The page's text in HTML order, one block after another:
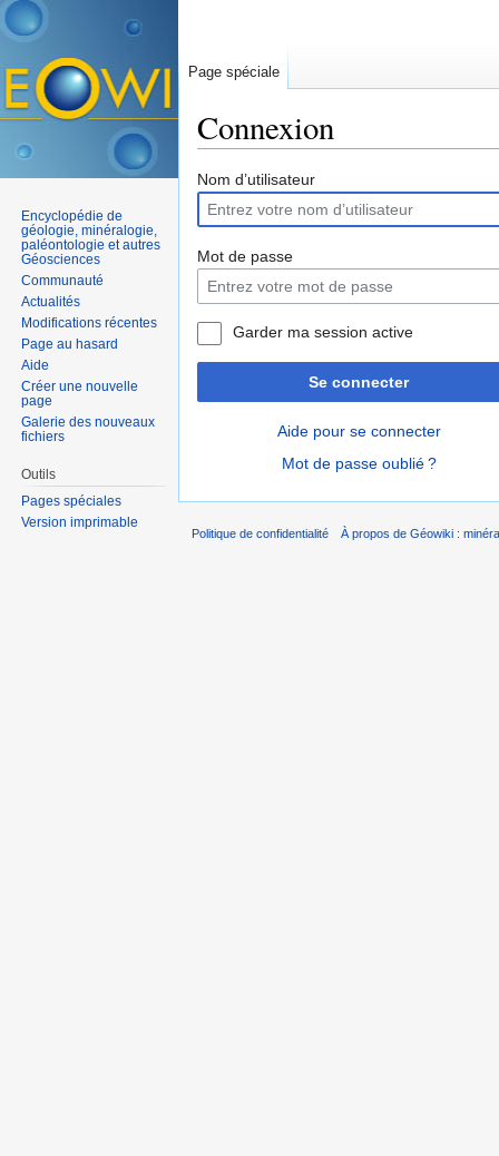
Connexion
Nom d’utilisateur
Mot de passe
Garder ma session active
Se connecter
Aide pour se connecter
Mot de passe oublié ?
Page spéciale
Encyclopédie de
géologie, minéralogie,
paléontologie et autres
Géosciences
Communauté
Actualités
Modifications récentes
Page au hasard
Aide
Créer une nouvelle
page
Galerie des nouveaux
fichiers
Outils
Pages spéciales
Version imprimable
Politique de confidentialité À propos de Géowiki :